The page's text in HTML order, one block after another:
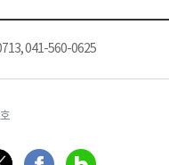
041-560-0625